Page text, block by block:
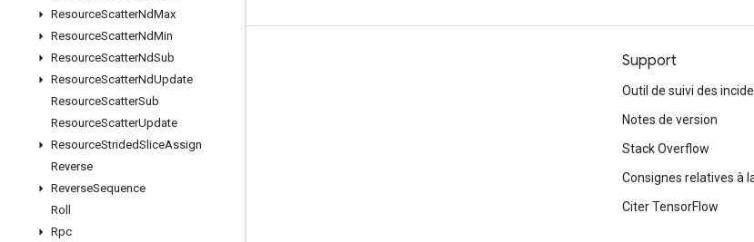
ResourceScatterNdMax
ResourceScatterNdMin
ResourceScatterNdSub
ResourceScatterNdUpdate
ResourceScatterSub
ResourceScatterUpdate
ResourceStridedSliceAssign
Reverse
ReverseSequence
Roll
Rpc
Rester connecté
Forum
GitHub
YouTube
Support
Outil de suivi des
Notes de version
Stack Overflow
Consignes relatives à
Citer TensorFlow